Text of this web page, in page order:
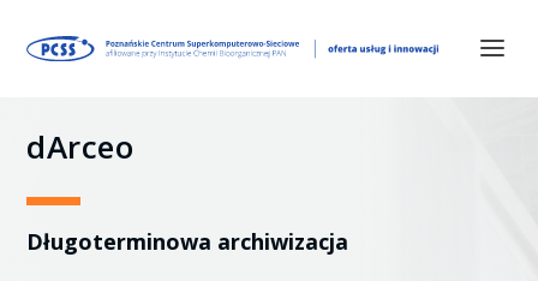
dArceo
Długoterminowa archiwizacja